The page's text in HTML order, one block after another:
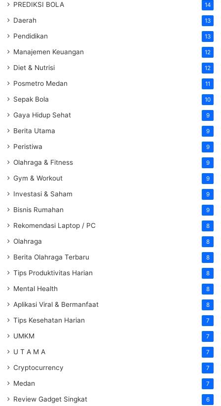
PREDIKSI BOLA 14
Daerah 13
Pendidikan 13
Manajemen Keuangan 12
Diet & Nutrisi 12
Posmetro Medan 11
Sepak Bola 10
Gaya Hidup Sehat 9
Berita Utama 9
Peristiwa 9
Olahraga & Fitness 9
Gym & Workout 9
Investasi & Saham 9
Bisnis Rumahan 9
Rekomendasi Laptop / PC 8
Olahraga 8
Berita Olahraga Terbaru 8
Tips Produktivitas Harian 8
Mental Health 8
Aplikasi Viral & Bermanfaat 8
Tips Kesehatan Harian 7
UMKM 7
U T A M A 7
Cryptocurrency 7
Medan 7
Review Gadget Singkat 6